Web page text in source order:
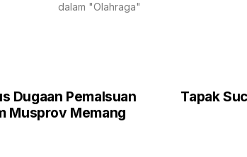
dalam "Olahraga"
Tapak
Dugaan Pemalsuan
Musprov Memang